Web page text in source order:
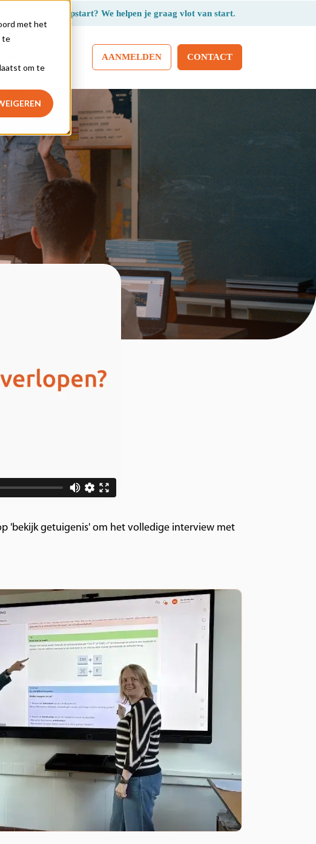
met het
te
om te
Vragen over de opstart? We helpen je graag vlot van start.
AANMELDEN CONTACT
'bekijk getuigenis' om het volledige interview met